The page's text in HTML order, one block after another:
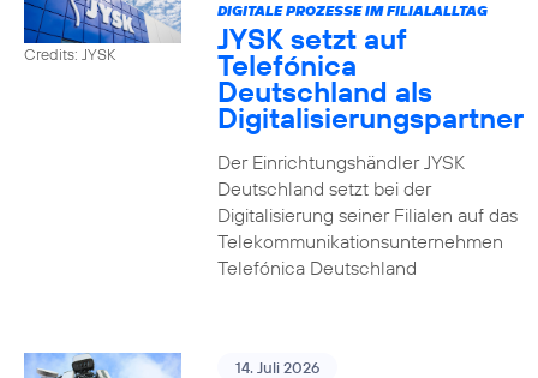
Credits: JYSK
DIGITALE PROZESSE IM FILIALALLTAG
JYSK setzt auf
Telefónica
Deutschland als
Digitalisierungspartner
Der Einrichtungshändler JYSK
Deutschland setzt bei der
Digitalisierung seiner Filialen auf das
Telekommunikationsunternehmen
Telefónica Deutschland
14. Juli 2026